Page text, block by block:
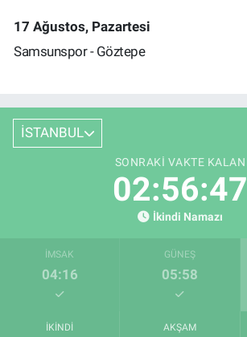
17 Ağustos, Pazartesi
Samsunspor - Göztepe
İSTANBUL
SONRAKI VAKTE KALAN
02:56:47
İkindi Namazı
İMSAK
04:16
GÜNEŞ
05:58
İKINDI AKŞAM